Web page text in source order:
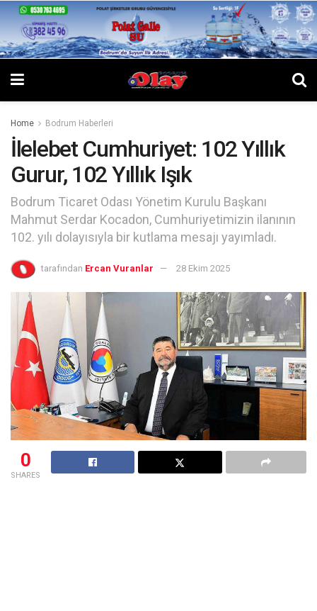
Home Bodrum Haberleri
İlelebet Cumhuriyet: 102 Yıllık
Gurur, 102 Yıllık Işık
Bodrum Ticaret Odası Yönetim Kurulu Başkanı
Mahmut Serdar Kocadon, Cumhuriyetimizin ilanının
102. yılı dolayısıyla bir kutlama mesajı yayımladı.
tarafından Ercan Vuranlar 28 Ekim 2025
0
SHARES